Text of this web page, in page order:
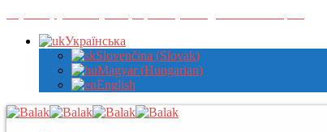
Українська
Slovenčina (Slovak)
Magyar (Hungarian)
English